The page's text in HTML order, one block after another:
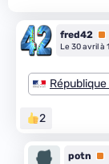
fred42
Le 30 avril à
2
potn